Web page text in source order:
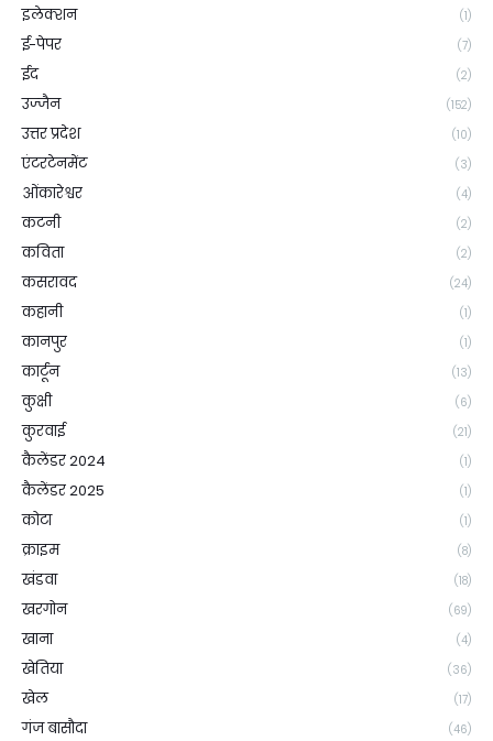
इलेक्शन (1)
ई-पेपर (7)
ईद (2)
उज्जैन (152)
उत्तर प्रदेश (10)
एंटरटेनमेंट (3)
ओंकारेश्वर (4)
कटनी (2)
कविता (2)
कसरावद (24)
कहानी (1)
कानपुर (1)
कार्टून (13)
कुक्षी (6)
कुरवाई (21)
कैलेंडर 2024 (1)
कैलेंडर 2025 (1)
कोटा (1)
क्राइम (8)
खंडवा (18)
खरगोन (69)
खाना (4)
खेतिया (36)
खेल (17)
गंज बासौदा (46)